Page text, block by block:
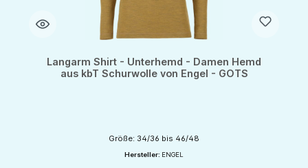
Langarm Shirt - Unterhemd - Damen Hemd
aus kbT Schurwolle von Engel - GOTS
Größe: 34/36 bis 46/48
Hersteller: ENGEL